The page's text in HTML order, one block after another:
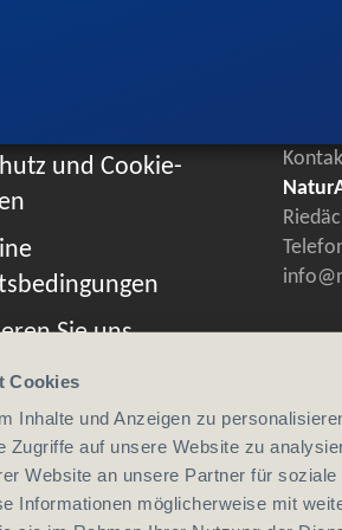
Cookies
Inhalte und Anzeigen zu
Zugriffe auf unsere Website zu
Website an unsere Partner für
Informationen möglicherweise mit
und Cookie-
Sie uns